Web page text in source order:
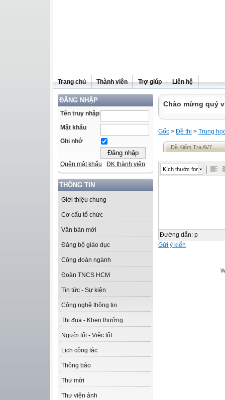
Trang chủ Thành viên Trợ giúp Liên hệ
ĐĂNG NHẬP
Tên truy nhập
Mật khẩu
Ghi nhớ
Quên mật khẩu ĐK thành viên
THÔNG TIN
Giới thiệu chung
Cơ cấu tổ chức
Văn bản mới
Đảng bộ giáo dục
Công đoàn ngành
Đoàn TNCS HCM
Tin tức - Sự kiện
Công nghệ thông tin
Thi đua - Khen thưởng
Người tốt - Việc tốt
Lịch công tác
Thông báo
Thư mời
Thư viện ảnh
Chào mừng quý
Gốc > Đề thi > Trung
Đề Kiểm Tra AV7
Kích thước font
Đường dẫn: p
Gửi ý kiến